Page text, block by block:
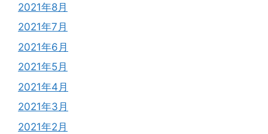
2021年8月
2021年7月
2021年6月
2021年5月
2021年4月
2021年3月
2021年2月